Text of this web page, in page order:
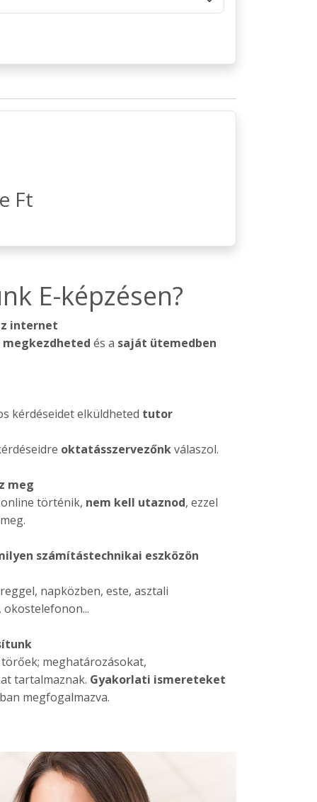
Ft
E-képzésen?
internet
megkezdheted és a saját ütemedben
kérdéseidet elküldheted tutor
oktatásszervezőnkválaszol.
meg
történik, nem kell utaznod, ezzel
számítástechnikai eszközön
napközben, este, asztali
meghatározásokat,
tartalmaznak. Gyakorlati ismereteket
megfogalmazva.